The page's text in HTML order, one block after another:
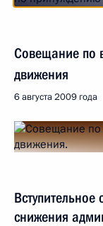
Совещание по
движения
6 августа 2009 года
снижения